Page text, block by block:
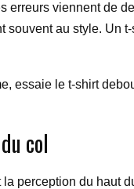
erreurs viennent de
souvent au style. Un
essaie le t-shirt
col
perception du haut